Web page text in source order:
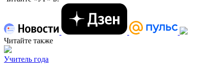
Читайте также
Учитель года